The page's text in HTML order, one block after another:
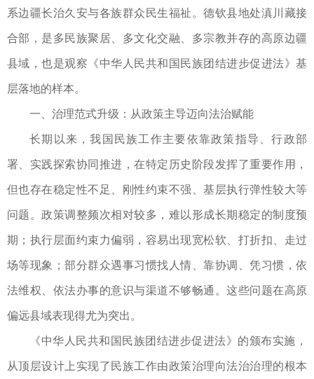
系边疆长治久安与各族群众民生福祉。德钦县地处滇川藏接
合部，是多民族聚居、多文化交融、多宗教并存的高原边疆
县域，也是观察《中华人民共和国民族团结进步促进法》基
层落地的样本。
一、治理范式升级：从政策主导迈向法治赋能
长期以来，我国民族工作主要依靠政策指导、行政部
署、实践探索协同推进，在特定历史阶段发挥了重要作用，
但也存在稳定性不足、刚性约束不强、基层执行弹性较大等
问题。政策调整频次相对较多，难以形成长期稳定的制度预
期；执行层面约束力偏弱，容易出现宽松软、打折扣、走过
场等现象；部分群众遇事习惯找人情、靠协调、凭习惯，依
法维权、依法办事的意识与渠道不够畅通。这些问题在高原
偏远县域表现得尤为突出。
《中华人民共和国民族团结进步促进法》的颁布实施，
从顶层设计上实现了民族工作由政策治理向法治治理的根本